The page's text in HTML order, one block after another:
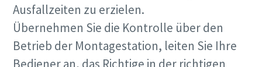
Ausfallzeiten zu erzielen.
Übernehmen Sie die Kontrolle über den
Betrieb der Montagestation, leiten Sie Ihre
Bediener an, das Richtige in der richtigen